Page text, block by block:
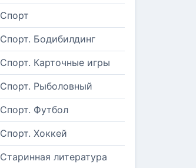
Спорт
Спорт. Бодибилдинг
Спорт. Карточные игры
Спорт. Рыболовный
Спорт. Футбол
Спорт. Хоккей
Старинная литература